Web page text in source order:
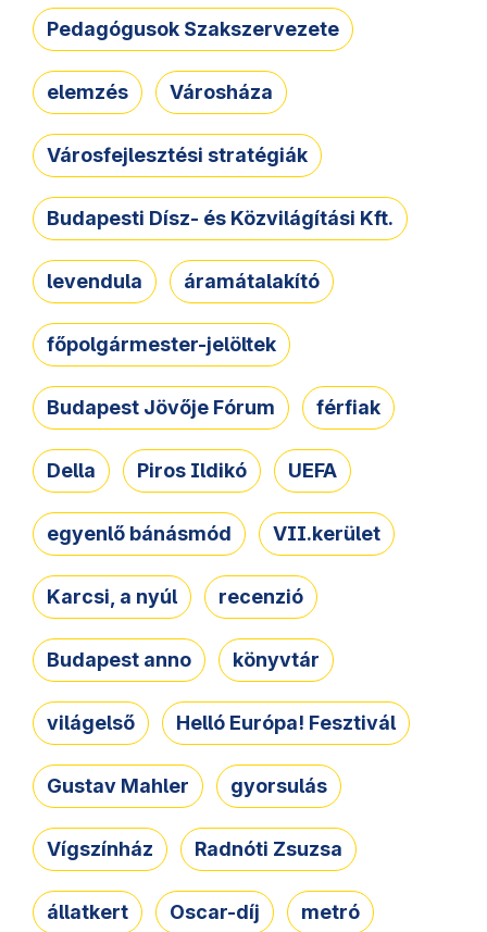
Pedagógusok Szakszervezete
elemzés Városháza
Városfejlesztési stratégiák
Budapesti Dísz- és Közvilágítási Kft.
levendula áramátalakító
főpolgármester-jelöltek
Budapest Jövője Fórum férfiak
Della Piros Ildikó UEFA
egyenlő bánásmód VII.kerület
Karcsi, a nyúl recenzió
Budapest anno könyvtár
világelső Helló Európa! Fesztivál
Gustav Mahler gyorsulás
Vígszínház Radnóti Zsuzsa
állatkert Oscar-díj metró